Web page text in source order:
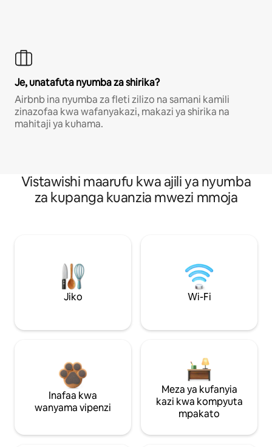
Je, unatafuta nyumba za shirika?
Airbnb ina nyumba za fleti zilizo na samani kamili
zinazofaa kwa wafanyakazi, makazi ya shirika na
mahitaji ya kuhama.
Vistawishi maarufu kwa ajili ya nyumba
za kupanga kuanzia mwezi mmoja
Jiko Wi-Fi
Inafaa kwa
wanyama vipenzi
Meza ya kufanyia
kazi kwa kompyuta
mpakato